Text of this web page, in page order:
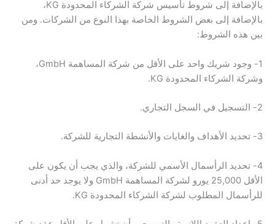
بالإضافة إلى شروط تأسيس شركة الشركاء المحدودة KG،
بالإضافة إلى بعض الشروط الخاصة بهذا النوع من الشركات. ومن
بين هذه الشروط:
1- وجود شريك واحد على الأقل من شركة المساهمة GmbH،
وشركة الشركاء المحدودة KG.
2- التسجيل في السجل التجاري.
3- تحديد الأهداف والغايات والأنشطة التجارية للشركة.
4- تحديد الرأسمال الأسمي للشركة، والذي يجب أن يكون على
الأقل 25,000 يورو لشركة المساهمة GmbH ولا يوجد حد أدنى
للرأسمال المطلوب لشركة الشركاء المحدودة KG.